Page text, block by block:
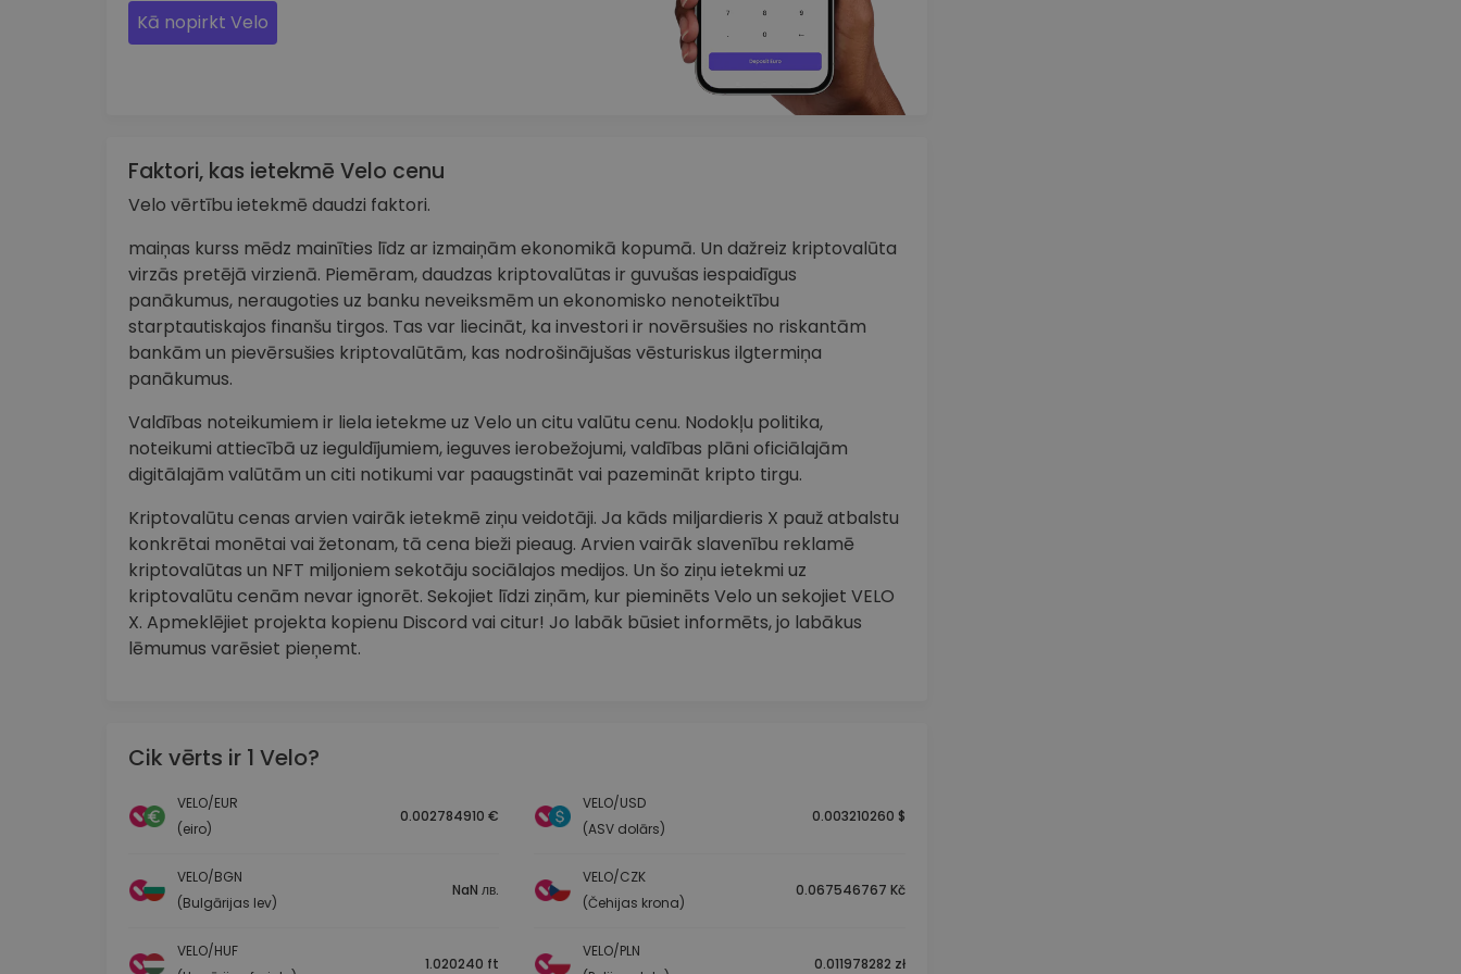
Kā nopirkt Velo
Faktori, kas ietekmē Velo cenu
Velo vērtību ietekmē daudzi faktori.
maiņas kurss mēdz mainīties līdz ar izmaiņām ekonomikā kopumā. Un dažreiz kriptovalūta
virzās pretējā virzienā. Piemēram, daudzas kriptovalūtas ir guvušas iespaidīgus
panākumus, neraugoties uz banku neveiksmēm un ekonomisko nenoteiktību
starptautiskajos finanšu tirgos. Tas var liecināt, ka investori ir novērsušies no riskantām
bankām un pievērsušies kriptovalūtām, kas nodrošinājušas vēsturiskus ilgtermiņa
panākumus.
Valdības noteikumiem ir liela ietekme uz Velo un citu valūtu cenu. Nodokļu politika,
noteikumi attiecībā uz ieguldījumiem, ieguves ierobežojumi, valdības plāni oficiālajām
digitālajām valūtām un citi notikumi var paaugstināt vai pazemināt kripto tirgu.
Kriptovalūtu cenas arvien vairāk ietekmē ziņu veidotāji. Ja kāds miljardieris X pauž atbalstu
konkrētai monētai vai žetonam, tā cena bieži pieaug. Arvien vairāk slavenību reklamē
kriptovalūtas un NFT miljoniem sekotāju sociālajos medijos. Un šo ziņu ietekmi uz
kriptovalūtu cenām nevar ignorēt. Sekojiet līdzi ziņām, kur pieminēts Velo un sekojiet VELO
X. Apmeklējiet projekta kopienu Discord vai citur! Jo labāk būsiet informēts, jo labākus
lēmumus varēsiet pieņemt.
Cik vērts ir 1 Velo?
VELO/EUR
(eiro)
0.002784910 €
VELO/USD
(ASV dolārs)
0.003210260 $
VELO/BGN
(Bulgārijas lev)
NaN лв.
VELO/CZK
(Čehijas krona)
0.067546767 Kč
VELO/HUF
1.020240 ft
VELO/PLN
0.011978282 zł